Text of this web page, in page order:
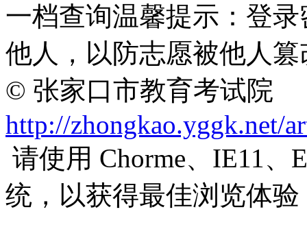
一档查询温馨提示：登
他人，以防志愿被他人
© 张家口市教育考试院
http://zhongkao.yggk.net/
请使用 Chorme、IE11、
统，以获得最佳浏览体验